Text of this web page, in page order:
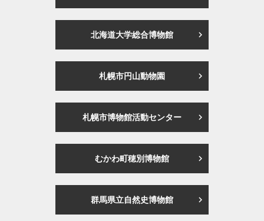
北海道大学総合博物館
札幌市円山動物園
札幌市博物館活動センター
むかわ町穂別博物館
群馬県立自然史博物館